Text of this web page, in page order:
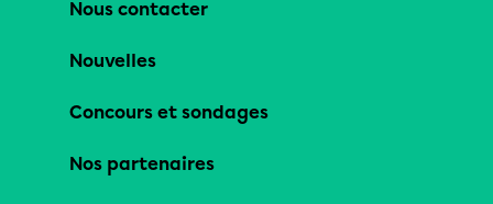
Nous contacter
Nouvelles
Concours et sondages
Nos partenaires